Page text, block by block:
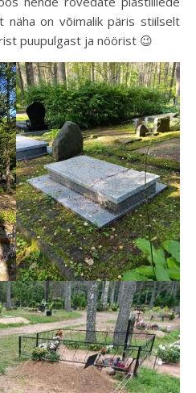
näha on võimalik päris stiilselt
puupulgast ja nöörist 😉